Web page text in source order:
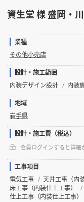
資生堂 様 盛岡・
業種
その他小売店
設計・施工範囲
内装デザイン設計
内装
地域
岩手県
設計・施工費（税込）
会員ログインすると詳細
工事項目
電気工事
天井工事（内
床工事（内装仕上工事）
仕上工事（内装仕上工事）